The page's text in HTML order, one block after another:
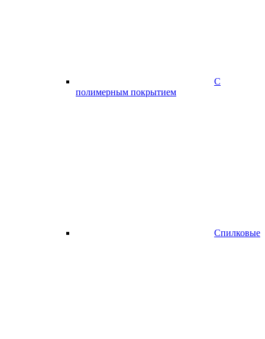
С
полимерным покрытием
Спилковые